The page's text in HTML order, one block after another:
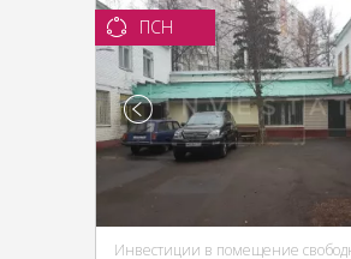
ПСН